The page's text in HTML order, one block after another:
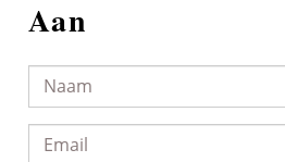
Aan